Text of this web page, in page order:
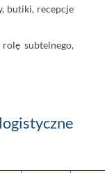
butiki, recepcje
subtelnego,